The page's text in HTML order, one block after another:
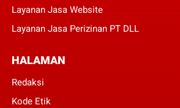
Layanan Jasa Website
Layanan Jasa Perizinan PT DLL
HALAMAN
Redaksi
Kode Etik